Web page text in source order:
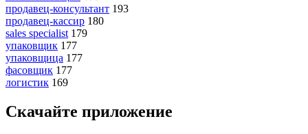
продавец-консультант 193
продавец-кассир 180
sales specialist 179
упаковщик 177
упаковщица 177
фасовщик 177
логистик 169
Скачайте приложение